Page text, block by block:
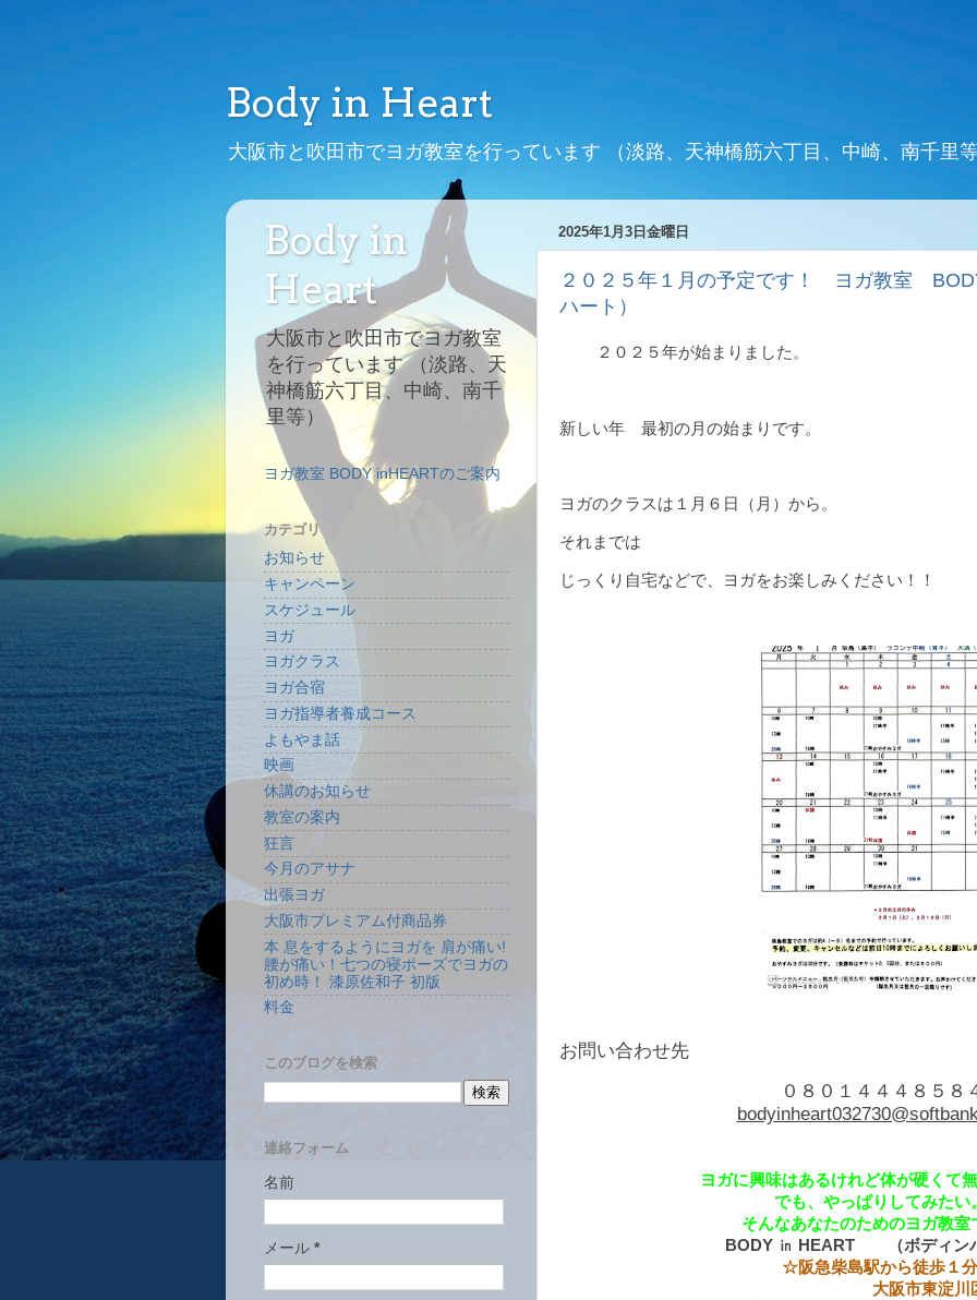
Body in Heart
大阪市と吹田市でヨガ教室を行っています （淡路、天神橋筋六丁目、中崎、南千里
2025年1月3日金曜日
２０２５年１月の予定です！ ヨガ教室
ハート）
２０２５年が始まりました。
新しい年 最初の月の始まりです。
ヨガのクラスは１月６日（月）から。
それまでは
じっくり自宅などで、ヨガをお楽しみください！！
お問い合わせ先
０８０１４４４８５８
ヨガに興味はあるけれど体が硬くて
でも、やっぱりしてみたい
そんなあなたのためのヨガ教室
BODY ㏌ HEART （ボディン
☆阪急柴島駅から徒歩１分
大阪市東淀川区柴島
Body in
Heart
大阪市と吹田市でヨガ教室
を行っています （淡路、天
神橋筋六丁目、中崎、南千
里等）
ヨガ教室 BODY inHEARTのご案内
カテゴリ
お知らせ
キャンペーン
スケジュール
ヨガ
ヨガクラス
ヨガ合宿
ヨガ指導者養成コース
よもやま話
映画
休講のお知らせ
教室の案内
狂言
今月のアサナ
出張ヨガ
大阪市プレミアム付商品券
本 息をするようにヨガを 肩が痛い!
腰が痛い！七つの寝ポーズでヨガの
初め時！ 漆原佐和子 初版
料金
このブログを検索
連絡フォーム
名前
メール *